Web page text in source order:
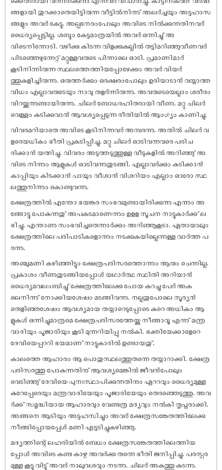
ങ്ങളായി തുറക്കാതെയിട്ടിരുന്ന വീട്ടിൽനിന്നു് അലർച്ചയും അട്ടഹാസ
ങ്ങളും അവർ കേട്ടു. അല്പനേരംപോലും അവിടെ നിൽക്കുന്നതിനവർ
ധൈര്യപ്പെട്ടില്ല. ശബ്ദം കേട്ടമാത്രയിൽ അവർ ഒന്നിച്ചു് അ
വിടെനിന്നോടി. വഴിക്കു കിടന്ന വിളക്കുകല്ലിൽ തട്ടിമറിഞ്ഞുവീണവർ
പിടഞ്ഞെഴുന്നേറ്റ് മറ്റുള്ളവരുടെ പിന്നാലെ ഓടി. പ്രമാണിമാർ
കൂടിനിന്നിരുന്ന സ്ഥലത്തെത്തിയപ്പോഴേക്കും അവർ വിയർ
ത്തുകുളിച്ചിരുന്നു. ഒരുത്തർക്കും ഒരക്ഷരംപോലും ഉരിയാടാൻ വയ്യാത്ത
വിധം എല്ലാവരുടേയും നാവു തളർന്നിരുന്നു. അവരുടെയെല്ലാം ശരീരം
വിറയ്ക്കുന്നുണ്ടായിരുന്നു. ചിലർ ബോധരഹിതരായി വീണു. മറ്റു ചിലർ
വെള്ളം കുടിക്കുവാൻ ആവശ്യപ്പെടുന്ന രീതിയിൽ ആംഗ്യം കാണിച്ചു.
വിവരമറിയാതെ അവിടെ കൂടിനിന്നവർ അമ്പരന്നു. അതിൽ ചിലർ വ
ളരെയധികം ഭീതി പ്രകടിപ്പിച്ചു. മറ്റു ചിലർ ഓടിവന്നവരെ പരിച
രിക്കാൻ യത്നിച്ചു. വിവരം അടുത്തടുത്തുള്ള വീടുകളിൽ അറിഞ്ഞു് അ
വിടെ നിന്നും ആളുകൾ ഓടിവന്നുതുടങ്ങി. എല്ലാവർക്കും കുടിക്കാന്‍
കാപ്പിയും കിടക്കാന്‍ പായും വീശാന്‍ വിശറിയം എല്ലാം ഓരോ സ്ഥ
ലത്തുനിന്നും കൊണ്ടുവന്നു.
ക്ഷേത്രത്തില്‍ എന്തോ ഭയങ്കര സംഭവമുണ്ടായിരിക്കുന്നു എന്നും അ
ങ്ങോട്ടു പോകുന്നതു് അപകടമാണെന്നും ഉളള സൂചന നാട്ടുകാര്‍ക്ക് ല
ഭിച്ചു. എന്താണു സംഭവിച്ചതെന്നാര്‍ക്കും അറിഞ്ഞുകൂടാ. ഏതായാലും
ക്ഷേത്രത്തിലെ പരിപാടികളൊന്നും നടക്കുകയില്ലെന്നുള്ള വാര്‍ത്ത പ
രന്നു.
അഞ്ചുമണി കഴിഞ്ഞിട്ടും ക്ഷേത്രപരിസരത്തൊന്നും ആരും ചെന്നില്ല.
പ്രകാശം വീണുതുടങ്ങിയപ്പോള്‍ യഥാര്‍ത്ഥ സ്ഥിതി അറിയാന്‍
ധൈര്യമവലംബിച്ചു് ക്ഷേത്രത്തിലേക്കു പോയ കുറച്ചു പേര്‍ അക
ലെനിന്നു് നോക്കിയശേഷം മടങ്ങിവന്നു. നല്ലതുപോലെ സൂര്യന്‍
തെളിഞ്ഞശേഷം ആവശ്യമായ തയ്യാറെടുപ്പോടെ കുറെ അധികം ആ
ളുകള്‍ ഒന്നിച്ചുമാത്രമെ ക്ഷേത്രപരിസരത്തേയ്ക്കു നീങ്ങാവൂ എന്നു് മന്ത്ര
വാദിയും പൂജാരിയും കൂടി മുന്നറിയിപ്പു നല്‍കി. ഭക്തിയേക്കാളേറെ
ദേവിയെപ്പററി ഭയമാണ് നാട്ടുകാരില്‍ ഉണ്ടായതു്.
കാലത്തെ ആഹാരം ആ പൊതുസ്ഥലത്തുതന്നെ തയ്യാറാക്കി. ക്ഷേത്ര
പരിസരത്തു പോകുന്നതിനു് ആവശ്യമെങ്കില്‍ ജീവന്‍പോലും
വെടിഞ്ഞു് ദേവിയെ പുനഃസ്ഥാപിക്കുന്നതിനും ഏററവും ധൈര്യമുള്ള
കുറേപ്പേരെയും മന്ത്രവാദിയേയും പൂജാരിയേയും തെരഞ്ഞെടുത്തു. അവ
ര്‍ക്ക് സമൃദ്ധിയായ ആഹാരവും വേണ്ടത്ര മദ്യവും നല്‍കി തൃപ്തരാക്കി.
അങ്ങനെ ആടിയും അട്ടഹസിച്ചും അവര്‍ ക്ഷേത്രസങ്കേതത്തിലേക്കു
നീങ്ങിപ്പോയപ്പേള്‍ മണി എട്ടടിച്ചുകഴിഞ്ഞു.
മദ്യത്തിന്റെ ലഹരിയില്‍ ബേധം ക്ഷേത്രസങ്കേതത്തിലെത്തിയ
പ്പോള്‍ അവിടെ കണ്ട കാഴ്ച അവര്‍ക്കു തന്നെ ഭീതി ജനിപ്പിച്ചു. പരസ്പര
മുള്ള കൂട്ടു വിട്ടു് അവര്‍ നാലുവശവും നടന്നു. ചിലര്‍ അകത്തു കടന്നു.